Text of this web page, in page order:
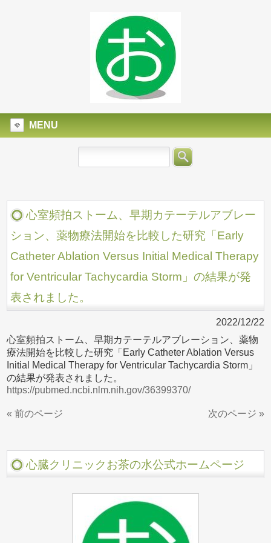
MENU
心室頻拍ストーム、早期カテーテルアブレー
ション、薬物療法開始を比較した研究「Early
Catheter Ablation Versus Initial Medical Therapy
for Ventricular Tachycardia Storm」の結果が発
表されました。
2022/12/22
心室頻拍ストーム、早期カテーテルアブレーション、薬物
療法開始を比較した研究「Early Catheter Ablation Versus
Initial Medical Therapy for Ventricular Tachycardia Storm」
の結果が発表されました。
https://pubmed.ncbi.nlm.nih.gov/36399370/
« 前のページ 次のページ »
心臓クリニックお茶の水公式ホームページ